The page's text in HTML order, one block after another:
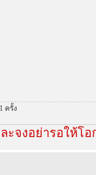
ครั้ง
ะจงอย่ารอให้โ